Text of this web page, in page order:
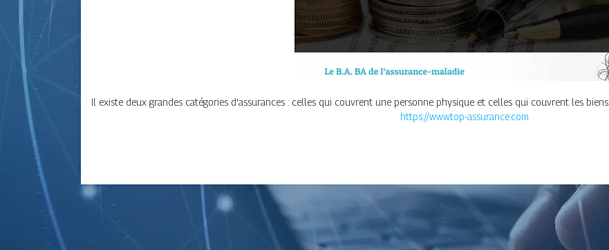
Il existe deux grandes catégories d'assurances : celles qui couvrent une personne physique et celles qui couvrent les biens.
https://www.top-assurance.com